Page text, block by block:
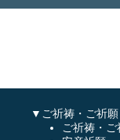
▼ご祈祷・ご祈願
ご祈祷・ご